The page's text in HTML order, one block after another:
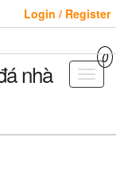
Login / Register
0
Toggle
nhà